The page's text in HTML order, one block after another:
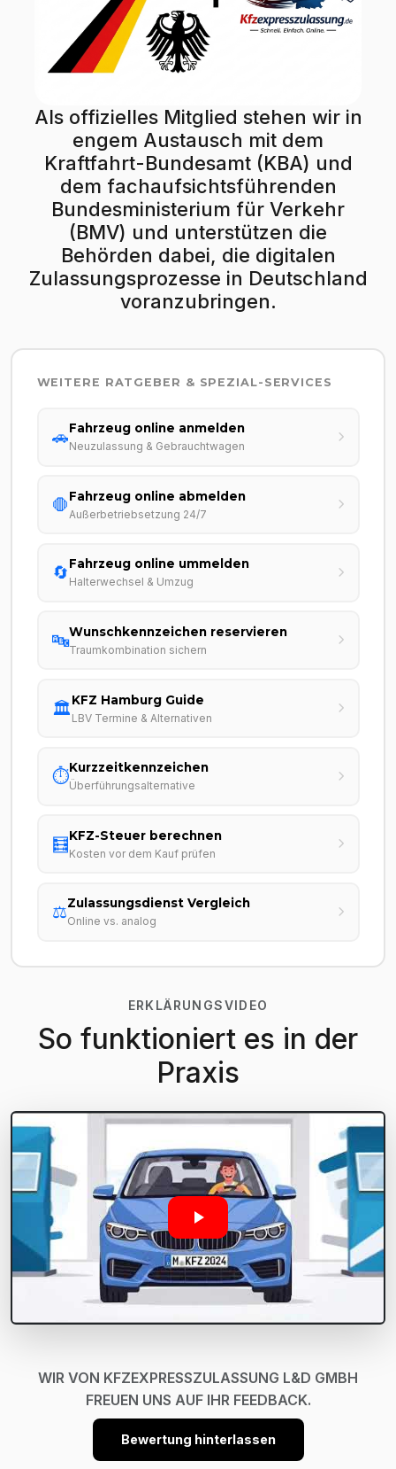
Als offizielles Mitglied stehen wir in
engem Austausch mit dem
Kraftfahrt-Bundesamt (KBA) und
dem fachaufsichtsführenden
Bundesministerium für Verkehr
(BMV) und unterstützen die
Behörden dabei, die digitalen
Zulassungsprozesse in Deutschland
voranzubringen.
WEITERE RATGEBER & SPEZIAL-SERVICES
🚗Fahrzeug online anmelden
Neuzulassung & Gebrauchtwagen
🛑Fahrzeug online abmelden
Außerbetriebsetzung 24/7
🔄Fahrzeug online ummelden
Halterwechsel & Umzug
🔤Wunschkennzeichen reservieren
Traumkombination sichern
🏛️KFZ Hamburg Guide
LBV Termine & Alternativen
⏱️Kurzzeitkennzeichen
Überführungsalternative
🧮KFZ-Steuer berechnen
Kosten vor dem Kauf prüfen
⚖️Zulassungsdienst Vergleich
Online vs. analog
ERKLÄRUNGSVIDEO
So funktioniert es in der
Praxis
WIR VON KFZEXPRESSZULASSUNG L&D GMBH
FREUEN UNS AUF IHR FEEDBACK.
Bewertung hinterlassen